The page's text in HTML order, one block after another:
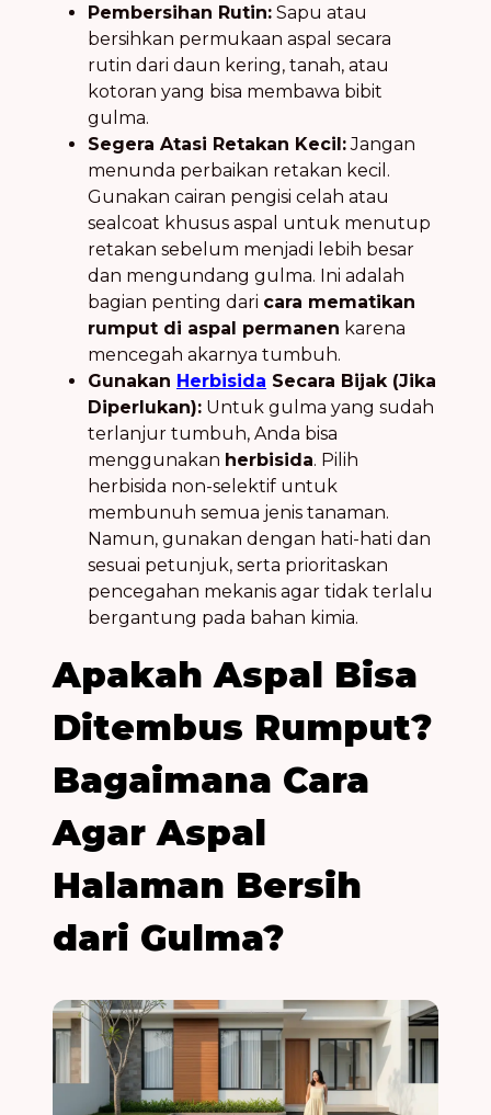
Pembersihan Rutin: Sapu atau
bersihkan permukaan aspal secara
rutin dari daun kering, tanah, atau
kotoran yang bisa membawa bibit
gulma.
Segera Atasi Retakan Kecil:Jangan
menunda perbaikan retakan kecil.
Gunakan cairan pengisi celah atau
sealcoat khusus aspal untuk menutup
retakan sebelum menjadi lebih besar
dan mengundang gulma. Ini adalah
bagian penting dari cara mematikan
rumput di aspal permanen karena
mencegah akarnya tumbuh.
Gunakan Herbisida Secara Bijak (Jika
Diperlukan): Untuk gulma yang sudah
terlanjur tumbuh, Anda bisa
menggunakan herbisida. Pilih
herbisida non-selektif untuk
membunuh semua jenis tanaman.
Namun, gunakan dengan hati-hati dan
sesuai petunjuk, serta prioritaskan
pencegahan mekanis agar tidak terlalu
bergantung pada bahan kimia.
Apakah Aspal Bisa
Ditembus Rumput?
Bagaimana Cara
Agar Aspal
Halaman Bersih
dari Gulma?